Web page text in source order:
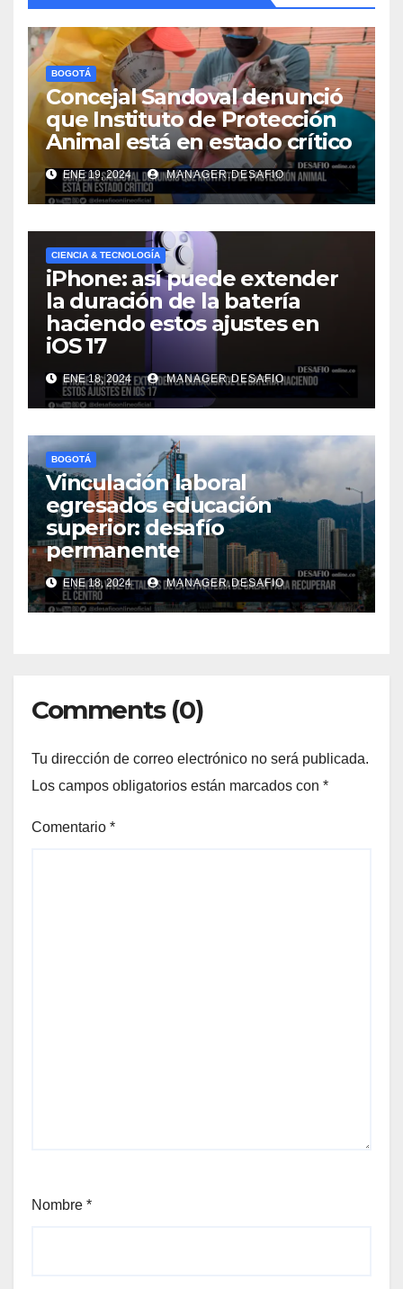
BOGOTÁ
Concejal Sandoval denunció
que Instituto de Protección
Animal está en estado crítico
ENE 19, 2024 MANAGER.DESAFIO
CIENCIA & TECNOLOGÍA
iPhone: así puede extender
la duración de la batería
haciendo estos ajustes en
iOS 17
ENE 18, 2024 MANAGER.DESAFIO
BOGOTÁ
Vinculación laboral
egresados educación
superior: desafío
permanente
ENE 18, 2024 MANAGER.DESAFIO
Comments (0)
Tu dirección de correo electrónico no será publicada.
Los campos obligatorios están marcados con *
Comentario *
Nombre *